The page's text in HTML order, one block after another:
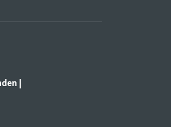
|